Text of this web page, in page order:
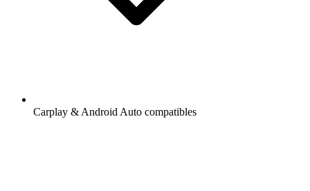
Carplay & Android Auto compatibles